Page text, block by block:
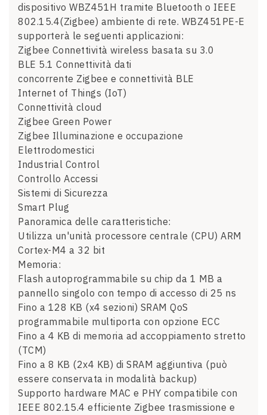
dispositivo WBZ451H tramite Bluetooth o IEEE
802.15.4(Zigbee) ambiente di rete. WBZ451PE-E
supporterà le seguenti applicazioni:
Zigbee Connettività wireless basata su 3.0
BLE 5.1 ​​Connettività dati
concorrente Zigbee e connettività BLE
Internet of Things (IoT)
Connettività cloud
Zigbee Green Power
Zigbee Illuminazione e occupazione
Elettrodomestici
Industrial Control
Controllo Accessi
Sistemi di Sicurezza
Smart Plug
Panoramica delle caratteristiche:
Utilizza un'unità processore centrale (CPU) ARM
Cortex-M4 a 32 bit
Memoria:
Flash autoprogrammabile su chip da 1 MB a
pannello singolo con tempo di accesso di 25 ns
Fino a 128 KB (x4 sezioni) SRAM QoS
programmabile multiporta con opzione ECC
Fino a 4 KB di memoria ad accoppiamento stretto
(TCM)
Fino a 8 KB (2x4 KB) di SRAM aggiuntiva (può
essere conservata in modalità backup)
Supporto hardware MAC e PHY compatibile con
IEEE 802.15.4 efficiente Zigbee trasmissione e